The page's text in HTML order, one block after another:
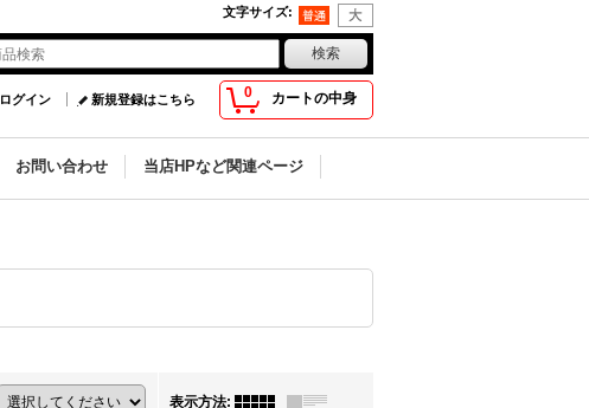
文字サイズ:
0 カートの中身
ログイン 新規登録はこちら
お問い合わせ 当店HPなど関連ページ
表示方法: